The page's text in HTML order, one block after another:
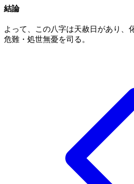
結論
よって、この八字は天赦日があり、
危難・処世無憂を司る。